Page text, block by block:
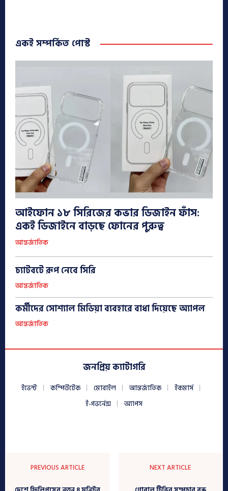
একই সম্পর্কিত পোস্ট
আইফোন ১৮ সিরিজের কভার ডিজাইন ফাঁস:
একই ডিজাইনে বাড়ছে ফোনের পুরুত্ব
আন্তর্জাতিক
চ্যাটবটে রূপ নেবে সিরি
আন্তর্জাতিক
কর্মীদের সোশ্যাল মিডিয়া ব্যবহারে বাধা দিয়েছে অ্যাপল
আন্তর্জাতিক
জনপ্রিয় ক্যাটাগরি
ইভেন্ট কম্পিউটেক মোবাইল আন্তর্জাতিক
ইকমার্স
ই-গভর্নেন্স
অ্যাপস
PREVIOUS ARTICLE
NEXT ARTICLE